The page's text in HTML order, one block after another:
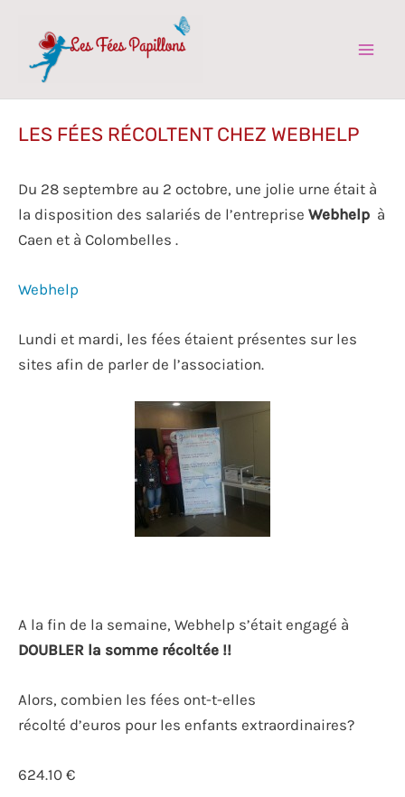
contenu
LES FÉES RÉCOLTENT CHEZ WEBHELP
Du 28 septembre au 2 octobre, une jolie urne était à
la disposition des salariés de l’entreprise Webhelp à
Caen et à Colombelles .
Webhelp
Lundi et mardi, les fées étaient présentes sur les
sites afin de parler de l’association.
A la fin de la semaine, Webhelp s’était engagé à
DOUBLER la somme récoltée !!
Alors, combien les fées ont-t-elles
récolté d’euros pour les enfants extraordinaires?
624.10 €